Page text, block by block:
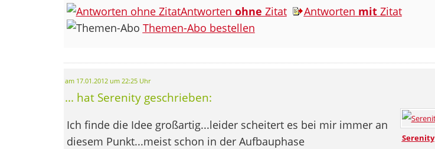
Antworten ohne Zitat Antworten mitZitat
Themen-Abo bestellen
am 17.01.2012 um 22:25 Uhr
... hat Serenity geschrieben:
Serenity
Ich finde die Idee großartig...leider scheitert es bei mir immer an
diesem Punkt...meist schon in der Aufbauphase